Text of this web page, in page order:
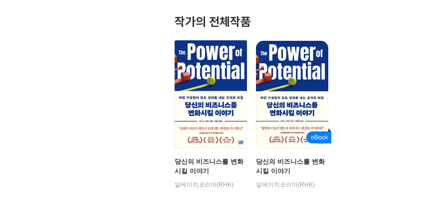
작가의 전체작품
당신의 비즈니스를 변화
시킬 이야기
알에이치코리아(RHK)
당신의 비즈니스를 변화
시킬 이야기
알에이치코리아(RHK)